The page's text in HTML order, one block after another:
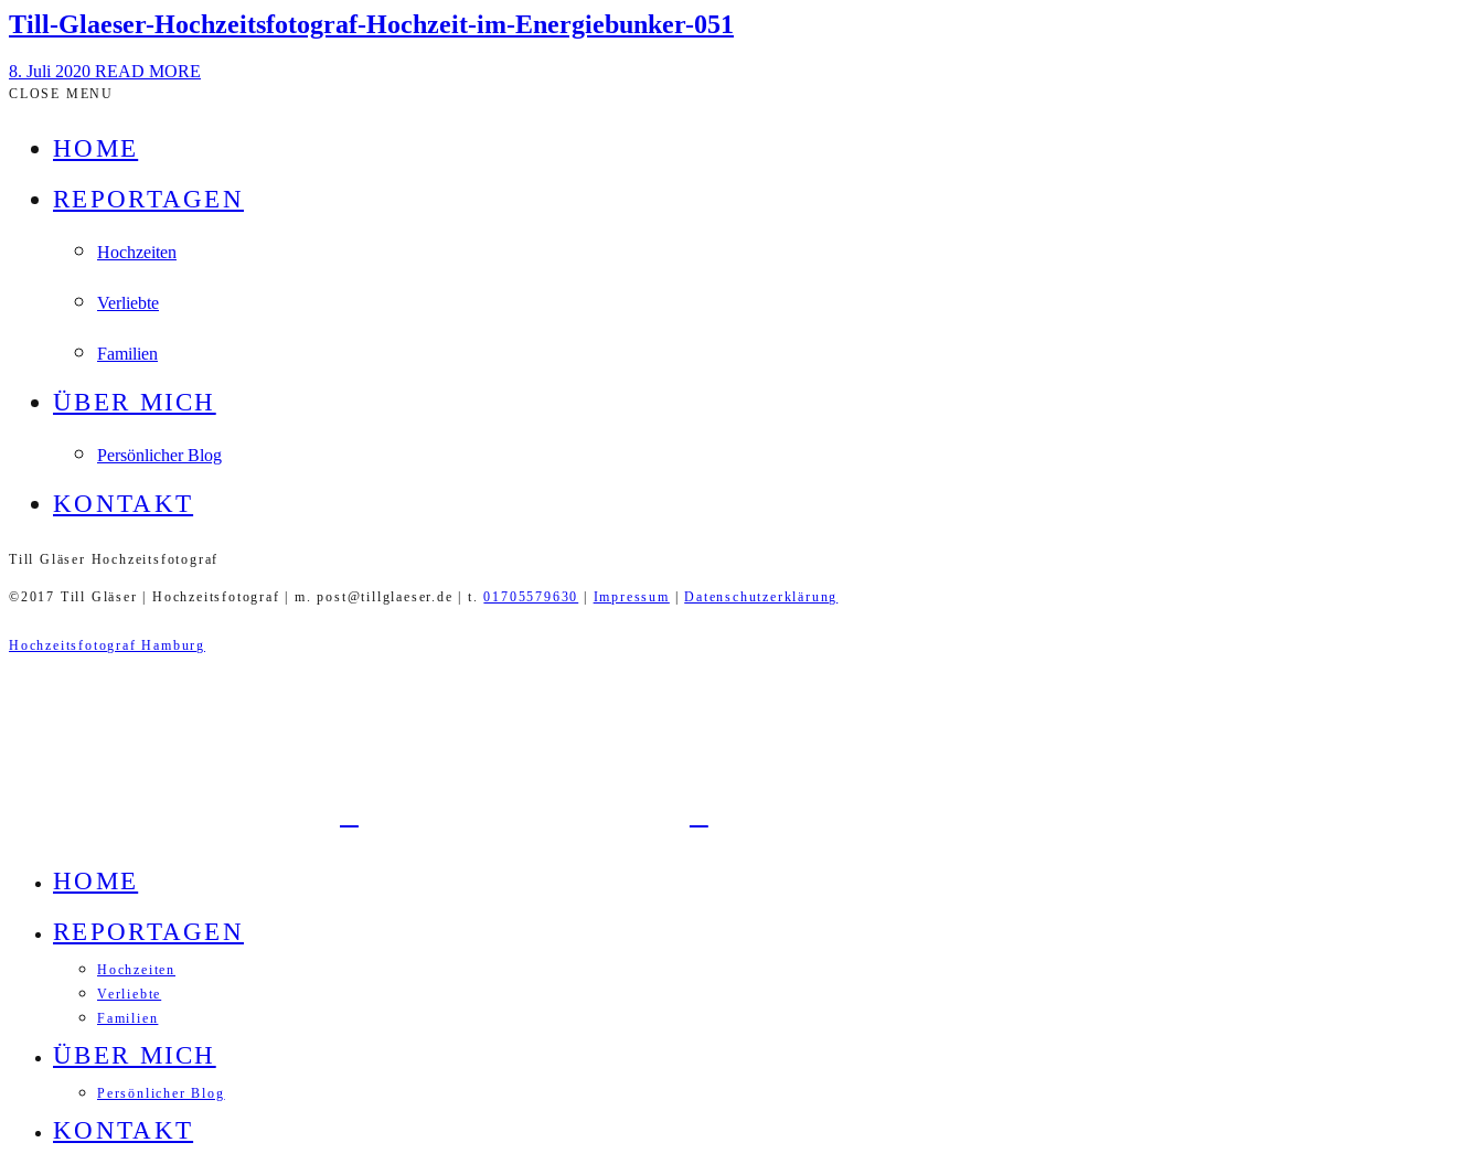
Till-Glaeser-Hochzeitsfotograf-Hochzeit-im-Energiebunker-051
8. Juli 2020 READ MORE
CLOSE MENU
HOME
REPORTAGEN
Hochzeiten
Verliebte
Familien
ÜBER MICH
Persönlicher Blog
KONTAKT
Till Gläser Hochzeitsfotograf
©2017 Till Gläser | Hochzeitsfotograf | m. post@tillglaeser.de | t.01705579630 | Impressum |Datenschutzerklärung
Hochzeitsfotograf Hamburg
HOME
REPORTAGEN
Hochzeiten
Verliebte
Familien
ÜBER MICH
Persönlicher Blog
KONTAKT